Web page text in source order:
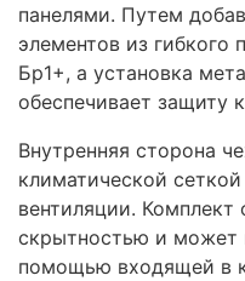
панелями. Путем
элементов из гибкого
Бр1+, а установка
обеспечивает защиту
Внутренняя сторона
климатической
вентиляции. Комплект
скрытностью и может
помощью входящей в